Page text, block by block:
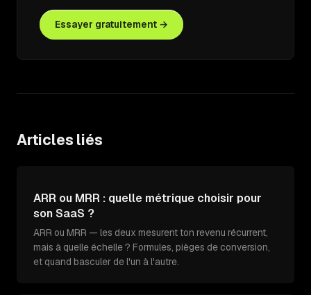
Essayer gratuitement →
Articles liés
ARR ou MRR : quelle métrique choisir pour
son SaaS ?
ARR ou MRR — les deux mesurent ton revenu récurrent,
mais à quelle échelle ? Formules, pièges de conversion,
et quand basculer de l'un à l'autre.